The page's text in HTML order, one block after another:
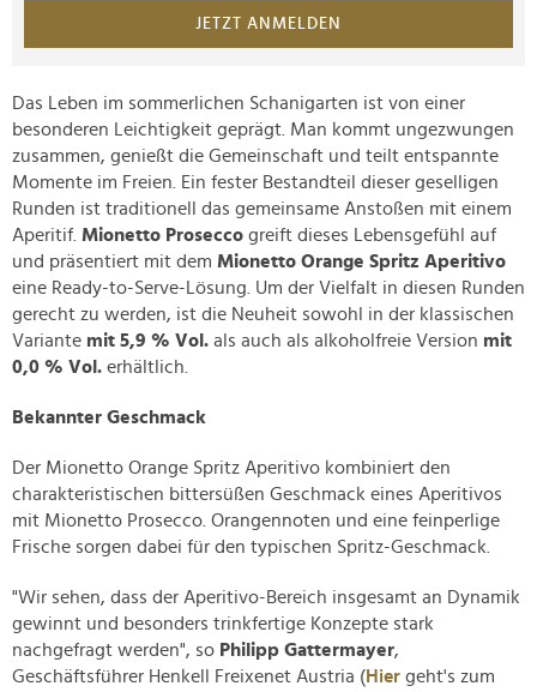
JETZT ANMELDEN
Das Leben im sommerlichen Schanigarten ist von einer
besonderen Leichtigkeit geprägt. Man kommt ungezwungen
zusammen, genießt die Gemeinschaft und teilt entspannte
Momente im Freien. Ein fester Bestandteil dieser geselligen
Runden ist traditionell das gemeinsame Anstoßen mit einem
Aperitif. Mionetto Prosecco greift dieses Lebensgefühl auf
und präsentiert mit dem Mionetto Orange Spritz Aperitivo
eine Ready-to-Serve-Lösung. Um der Vielfalt in diesen Runden
gerecht zu werden, ist die Neuheit sowohl in der klassischen
Variante mit 5,9 % Vol. als auch als alkoholfreie Version mit
0,0 % Vol. erhältlich.
Bekannter Geschmack
Der Mionetto Orange Spritz Aperitivo kombiniert den
charakteristischen bittersüßen Geschmack eines Aperitivos
mit Mionetto Prosecco. Orangennoten und eine feinperlige
Frische sorgen dabei für den typischen Spritz-Geschmack.
"Wir sehen, dass der Aperitivo-Bereich insgesamt an Dynamik
gewinnt und besonders trinkfertige Konzepte stark
nachgefragt werden", so Philipp Gattermayer,
Geschäftsführer Henkell Freixenet Austria (Hier geht's zum